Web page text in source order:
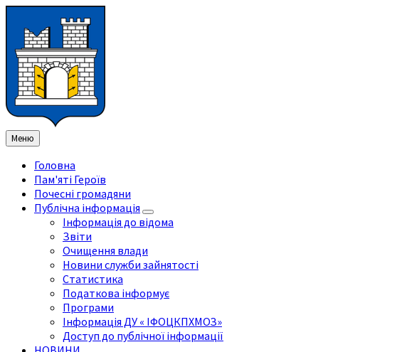
змісту
ліву
бічну
панель
праву
бічну
панель
нижнього
колонтитула
Меню
Головна
Пам'яті Героїв
Почесні громадяни
Публічна інформація
Інформація до відома
Звіти
Очищення влади
Новини служби зайнятості
Статистика
Податкова інформує
Програми
Інформація ДУ « ІФОЦКПХМОЗ»
Доступ до публічної інформації